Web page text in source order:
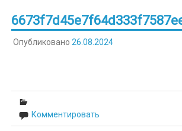
Опубликовано 26.08.2024
Комментировать